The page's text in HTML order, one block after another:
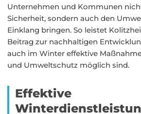
Unternehmen und Kommunen
Sicherheit, sondern auch den
Einklang bringen. So leistet
Beitrag zur nachhaltigen
auch im Winter effektive
und Umweltschutz möglich sind.
Effektive